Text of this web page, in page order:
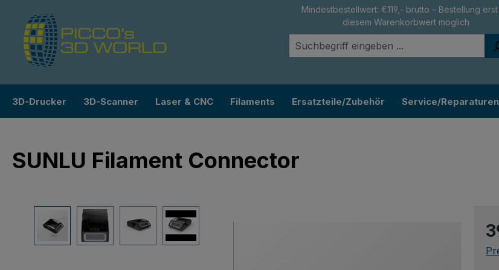
Hauptinhalt springen
Zur Suche springen
Zur Hauptnavigation springen
Mindestbestellwert: €119,- brutto – Bestellung
diesem Warenkorbwert möglich
3D-Drucker 3D-Scanner Laser & CNC Filaments Ersatzteile/Zubehör Service/Reparaturen
SUNLU Filament Connector
Bildergalerie überspringen